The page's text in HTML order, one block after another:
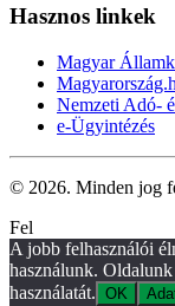
Hasznos linkek
Magyar
Nemzeti Adó-
e-Ügyintézés
© 2026. Minden jog
Fel
A jobb felhasználói
használunk.
használatát. OK